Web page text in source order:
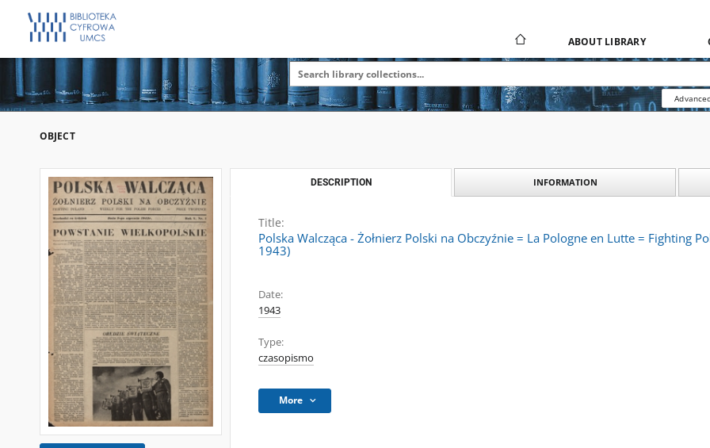
ABOUT LIBRARY
OBJECT
DESCRIPTION INFORMATION
Title:
Polska Walcząca - Żołnierz Polski na Obczyźnie = La Pologne en Lutte = Fighting
1943)
Date:
1943
Type:
czasopismo
More